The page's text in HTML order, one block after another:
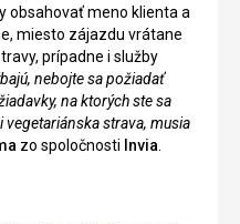
obsahovať meno klienta a
miesto zájazdu vrátane
prípadne i služby
nebojte sa požiadať
na ktorých ste sa
vegetariánska strava, musia
zo spoločnosti Invia